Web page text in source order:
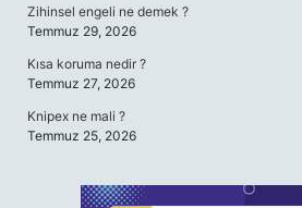
Zihinsel engeli ne demek ?
Temmuz 29, 2026
Kısa koruma nedir ?
Temmuz 27, 2026
Knipex ne mali ?
Temmuz 25, 2026